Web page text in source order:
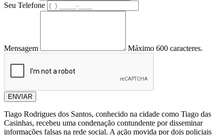
Seu Telefone
Mensagem Máximo 600 caracteres.
ENVIAR
Tiago Rodrigues dos Santos, conhecido na cidade como Tiago das
Casinhas, recebeu uma condenação contundente por disseminar
informações falsas na rede social. A ação movida por dois policiais